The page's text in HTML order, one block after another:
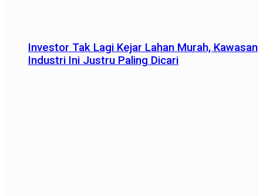
Investor Tak Lagi Kejar Lahan Murah, Kawasan
Industri Ini Justru Paling Dicari